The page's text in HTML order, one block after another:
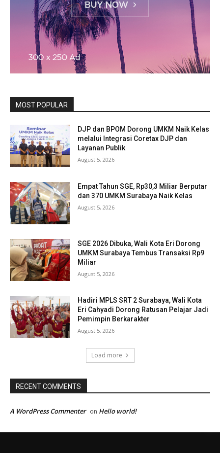
MOST POPULAR
DJP dan BPOM Dorong UMKM Naik Kelas
melalui Integrasi Coretax DJP dan
Layanan Publik
August 5, 2026
Empat Tahun SGE, Rp30,3 Miliar Berputar
dan 370 UMKM Surabaya Naik Kelas
August 5, 2026
SGE 2026 Dibuka, Wali Kota Eri Dorong
UMKM Surabaya Tembus Transaksi Rp9
Miliar
August 5, 2026
Hadiri MPLS SRT 2 Surabaya, Wali Kota
Eri Cahyadi Dorong Ratusan Pelajar Jadi
Pemimpin Berkarakter
August 5, 2026
Load more
RECENT COMMENTS
A WordPress Commenter on Hello world!